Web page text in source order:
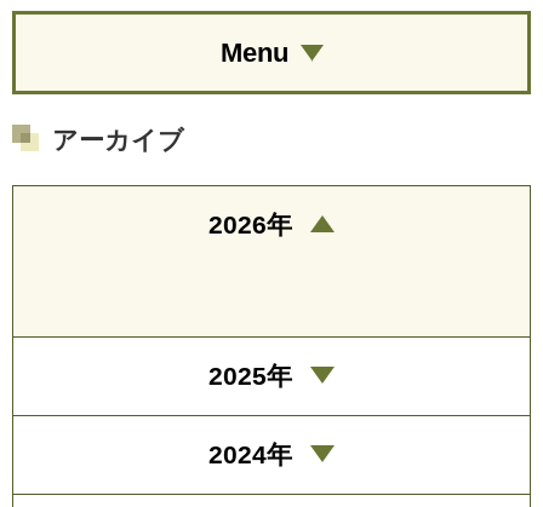
Menu
アーカイブ
2026年
2025年
2024年